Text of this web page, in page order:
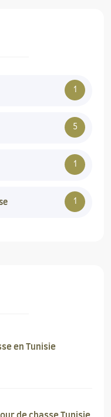
1
5
1
1
en Tunisie